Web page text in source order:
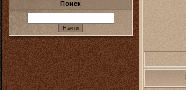
Поиск